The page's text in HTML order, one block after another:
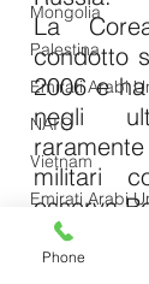
Mongolia
Palestina
Emirati Arabi
NATO
Vietnam
Emirati Arabi
Olanda
La
condotto
2006 e
negli
militari
osserva
Gli Stati
la
Phone